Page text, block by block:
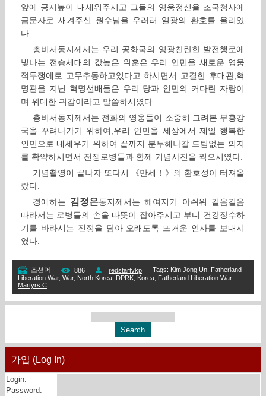
앞에 긍지높이 내세워주시고 그들의 영웅정신을 조국청사에
금문자로 새겨주신 원수님을 우러러 열광의 환호를 올리였
다.
총비서동지께서는 우리 공화국의 영광찬란한 발전행로에
빛나는 전승세대의 값높은 위훈은 우리 인민을 새로운 영웅
적투쟁에로 고무추동하고있다고 하시면서 고결한 후대관,혁
명관을 지닌 혁명선배들은 우리 당과 인민의 커다란 자랑이
며 위대한 귀감이라고 말씀하시였다.
총비서동지께서는 전화의 영웅들이 소중히 그려본 부흥강
국을 꾸려나가기 위하여,우리 인민을 세상에서 제일 행복한
인민으로 내세우기 위하여 끝까지 분투해나갈 드팀없는 의지
를 확약하시면서 전쟁로병들과 함께 기념사진을 찍으시였다.
기념촬영이 끝나자 또다시 《만세！》의 환호성이 터져올
랐다.
경애하는 김정은동지께서는 헤여지기 아쉬워 걸음걸음
따라서는 로병들의 손을 따뜻이 잡아주시고 부디 건강장수하
기를 바라시는 진정을 담아 오래도록 뜨거운 인사를 보내시
였다.
조선어 886 redstartvkp Tags: Kim Jong Un, Fatherland
Liberation War, War, North Korea, DPRK, Korea,
Fatherland Liberation War
Martyrs C
가입 (Log In)
Login:
Password: